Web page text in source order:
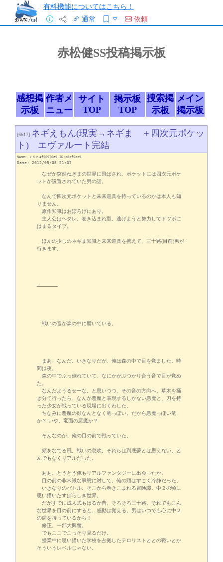
有料機能についてはこちら！
通常
依頼